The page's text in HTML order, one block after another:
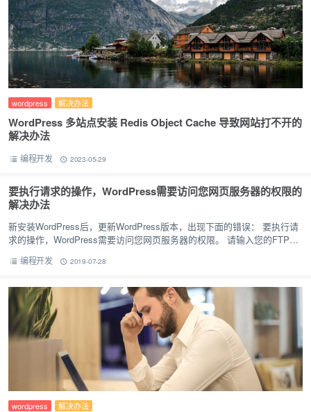
wordpress 解决办法
WordPress 多站点安装 Redis Object Cache 导致网站打不开的
解决办法
编程开发 2023-05-29
要执行请求的操作，WordPress需要访问您网页服务器的权限的
解决办法
新安装WordPress后，更新WordPress版本，出现下面的错误： 要执行请
求的操作，WordPress需要访问您网页服务器的权限。 请输入您的FTP登
编程开发 2019-07-28
wordpress 解决办法